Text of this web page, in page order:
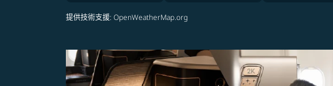
提供技術支援: OpenWeatherMap.org